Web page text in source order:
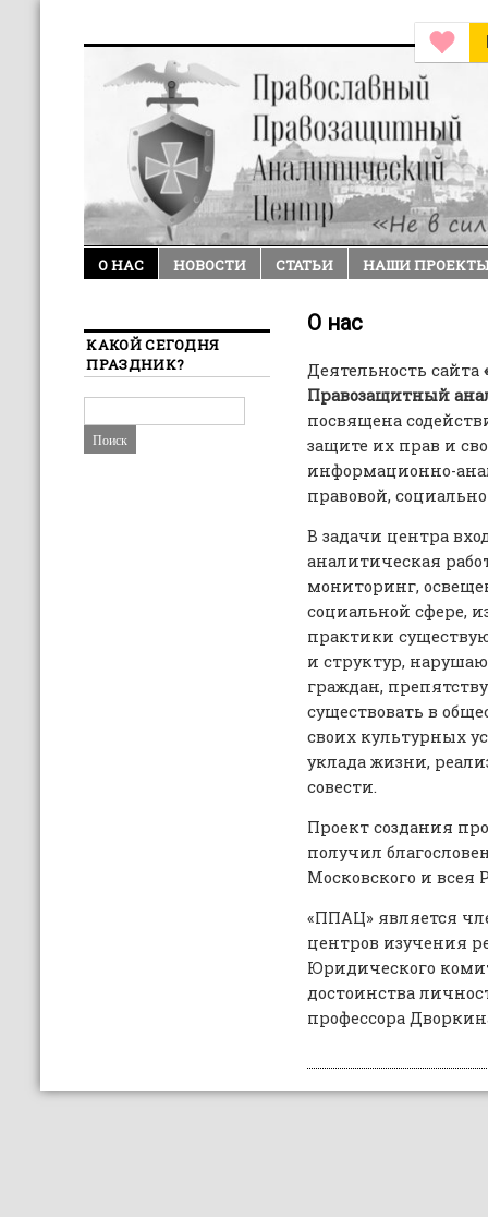
О НАС НОВОСТИ СТАТЬИ НАШИ
О нас
Деятельность сайта
Правозащитный
посвящена
защите их прав и
информационно-
правовой,
В задачи центра
аналитическая
мониторинг,
социальной сфере,
практики
и структур,
граждан,
существовать в
своих культурных
уклада жизни,
совести.
Проект создания
получил
Московского и всея
«ППАЦ» является
центров изучения
Юридического
достоинства
профессора
КАКОЙ СЕГОДНЯ
ПРАЗДНИК?